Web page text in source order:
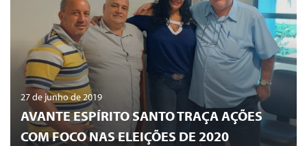
27 de junho de 2019
AVANTE ESPÍRITO SANTO TRAÇA AÇÕES
COM FOCO NAS ELEIÇÕES DE 2020